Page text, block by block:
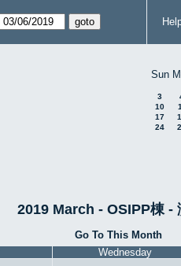
Sun
3
10
17
24
2019 March - OSIPP棟 -
Go To This Month
Wednesday